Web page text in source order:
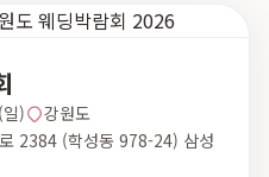
)
강원도
2384 (학성동 978-24) 삼성